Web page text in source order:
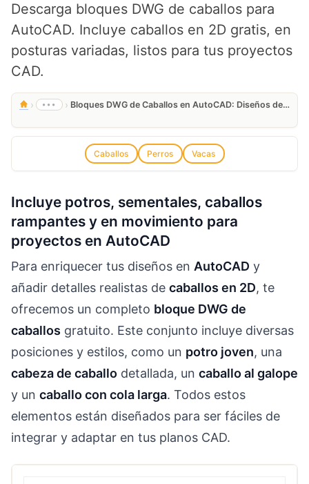
Descarga bloques DWG de caballos para
AutoCAD. Incluye caballos en 2D gratis, en
posturas variadas, listos para tus proyectos
CAD.
› ••• › Bloques DWG de Caballos en AutoCAD: Diseños de Caballos en 2D Gratis
Caballos Perros Vacas
Incluye potros, sementales, caballos
rampantes y en movimiento para
proyectos en AutoCAD
Para enriquecer tus diseños en AutoCAD y
añadir detalles realistas de caballos en 2D, te
ofrecemos un completo bloque DWG de
caballos gratuito. Este conjunto incluye diversas
posiciones y estilos, como un potro joven, una
cabeza de caballo detallada, un caballo al galope
y un caballo con cola larga. Todos estos
elementos están diseñados para ser fáciles de
integrar y adaptar en tus planos CAD.